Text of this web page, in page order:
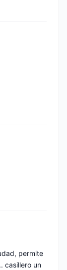
permite
casillero un